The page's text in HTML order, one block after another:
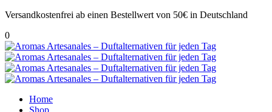
Versandkostenfrei ab einen Bestellwert von 50€ in Deutschland
0
Home
Shop